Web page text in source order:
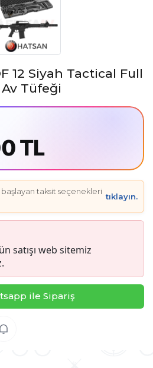
12 Siyah Tactical Full
Tüfeği
TL
taksit seçenekleri
tıklayın.
satışı web sitemiz
ile Sipariş